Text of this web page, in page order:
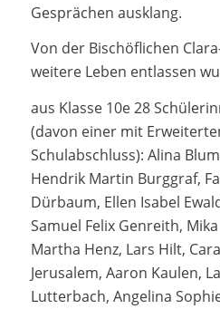
Gesprächen ausklang.
Von der Bischöflichen
weitere Leben entlassen
aus Klasse 10e 28
(davon einer mit
Schulabschluss): Alina
Hendrik Martin Burggraf,
Dürbaum, Ellen Isabel
Samuel Felix Genreith,
Martha Henz, Lars Hilt,
Jerusalem, Aaron Kaulen,
Lutterbach, Angelina